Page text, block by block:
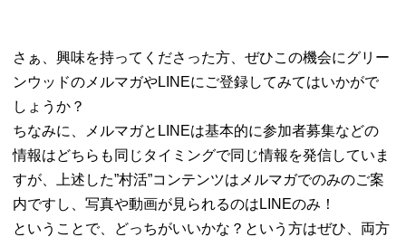
さぁ、興味を持ってくださった方、ぜひこの機会にグリー
ンウッドのメルマガやLINEにご登録してみてはいかがで
しょうか？
ちなみに、メルマガとLINEは基本的に参加者募集などの
情報はどちらも同じタイミングで同じ情報を発信していま
すが、上述した”村活”コンテンツはメルマガでのみのご案
内ですし、写真や動画が見られるのはLINEのみ！
ということで、どっちがいいかな？という方はぜひ、両方